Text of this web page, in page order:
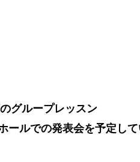
グループレッスン
ールでの発表会を予定し